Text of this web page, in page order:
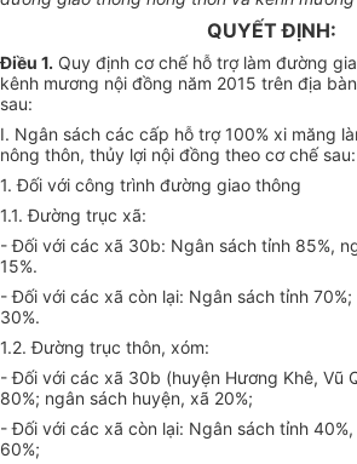
QUYẾT ĐỊNH:
Điều 1. Quy định cơ chế hỗ trợ làm đường
kênh mương nội đồng năm 2015 trên địa
sau:
I. Ngân sách các cấp hỗ trợ 100% xi măng
nông thôn, thủy lợi nội đồng theo cơ chế sau:
1. Đối với công trình đường giao thông
1.1. Đường trục xã:
- Đối với các xã 30b: Ngân sách tỉnh 85%,
15%.
- Đối với các xã còn lại: Ngân sách tỉnh
30%.
1.2. Đường trục thôn, xóm:
- Đối với các xã 30b (huyện Hương Khê, Vũ
80%; ngân sách huyện, xã 20%;
- Đối với các xã còn lại: Ngân sách tỉnh
60%;